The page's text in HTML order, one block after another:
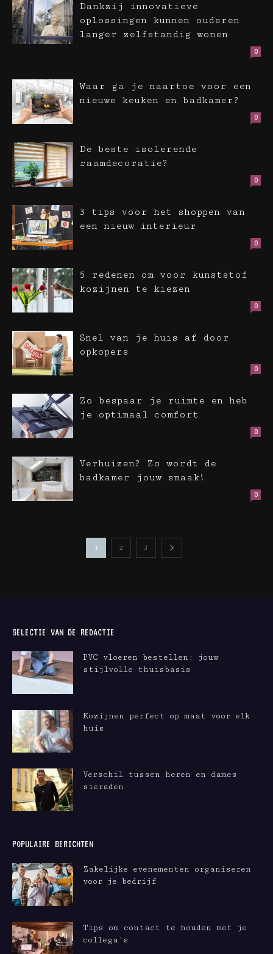
Dankzij innovatieve
oplossingen kunnen ouderen
langer zelfstandig wonen
0
Waar ga je naartoe voor een
nieuwe keuken en badkamer?
0
De beste isolerende
raamdecoratie?
0
3 tips voor het shoppen van
een nieuw interieur
0
5 redenen om voor kunststof
kozijnen te kiezen
0
Snel van je huis af door
opkopers
0
Zo bespaar je ruimte en heb
je optimaal comfort
0
Verhuizen? Zo wordt de
badkamer jouw smaak!
0
1 2 3
SELECTIE VAN DE REDACTIE
PVC vloeren bestellen: jouw
stijlvolle thuisbasis
Kozijnen perfect op maat voor elk
huis
Verschil tussen heren en dames
sieraden
POPULAIRE BERICHTEN
Zakelijke evenementen organiseren
voor je bedrijf
Tips om contact te houden met je
collega’s